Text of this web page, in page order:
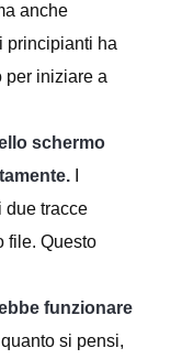
anche
principianti ha
per iniziare a
schermo
due tracce
file. Questo
funzionare
si pensi,